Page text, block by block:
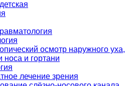
осмотр наружного уха,
носа и гортани
лечение зрения